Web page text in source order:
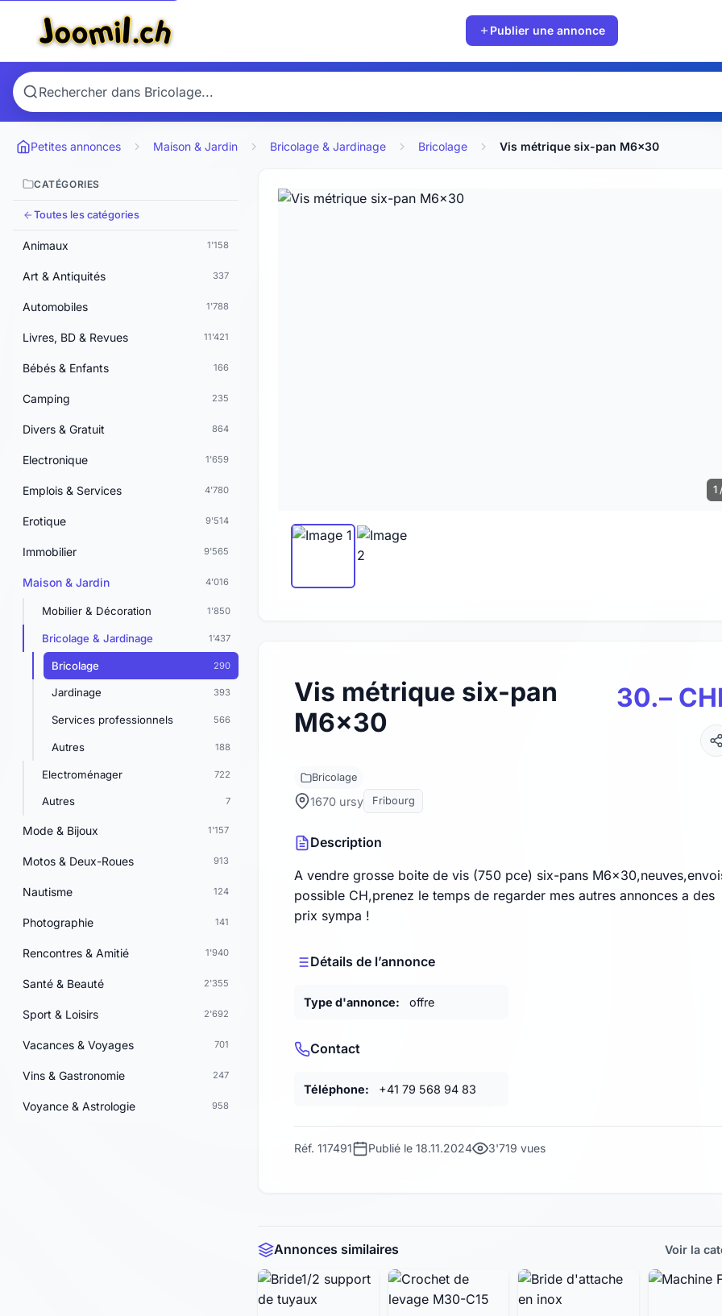
Publier une annonce
Petites annonces Maison & Jardin Bricolage & Jardinage Bricolage Vis métrique six-pan M6x30
CATÉGORIES
Toutes les catégories
Animaux 1'158
Art & Antiquités 337
Automobiles 1'788
Livres, BD & Revues 11'421
Bébés & Enfants 166
Camping 235
Divers & Gratuit 864
Electronique 1'659
Emplois & Services 4'780
Erotique 9'514
Immobilier 9'565
Maison & Jardin 4'016
Mobilier & Décoration 1'850
Bricolage & Jardinage 1'437
Bricolage 290
Jardinage 393
Services professionnels 566
Autres 188
Electroménager 722
Autres 7
Mode & Bijoux 1'157
Motos & Deux-Roues 913
Nautisme 124
Photographie 141
Rencontres & Amitié 1'940
Santé & Beauté 2'355
Sport & Loisirs 2'692
Vacances & Voyages 701
Vins & Gastronomie 247
Voyance & Astrologie 958
1
Vis métrique six-pan
M6x30
30.–
Bricolage
1670 ursy Fribourg
Description
A vendre grosse boite de vis (750 pce) six-pans
possible CH,prenez le temps de regarder mes autres annonces a des
prix sympa !
Détails de l’annonce
Type d'annonce: offre
Contact
Téléphone: +41 79 568 94 83
Réf. 117491 Publié le 18.11.2024 3'719 vues
Annonces similaires Voir la